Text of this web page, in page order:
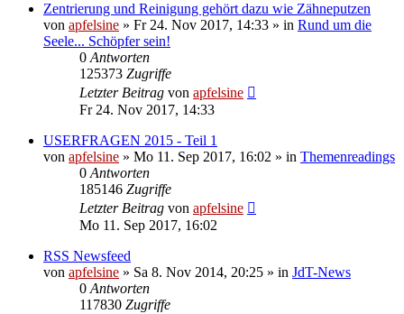
Zentrierung und Reinigung gehört dazu wie Zähneputzen
von apfelsine » Fr 24. Nov 2017, 14:33 » in Rund um die
Seele... Schöpfer sein!
0Antworten
125373 Zugriffe
Letzter Beitrag von apfelsine
Fr 24. Nov 2017, 14:33
USERFRAGEN 2015 - Teil 1
von apfelsine » Mo 11. Sep 2017, 16:02 » in Themenreadings
0Antworten
185146 Zugriffe
Letzter Beitrag von apfelsine
Mo 11. Sep 2017, 16:02
RSS Newsfeed
von apfelsine » Sa 8. Nov 2014, 20:25 » in JdT-News
0Antworten
117830 Zugriffe